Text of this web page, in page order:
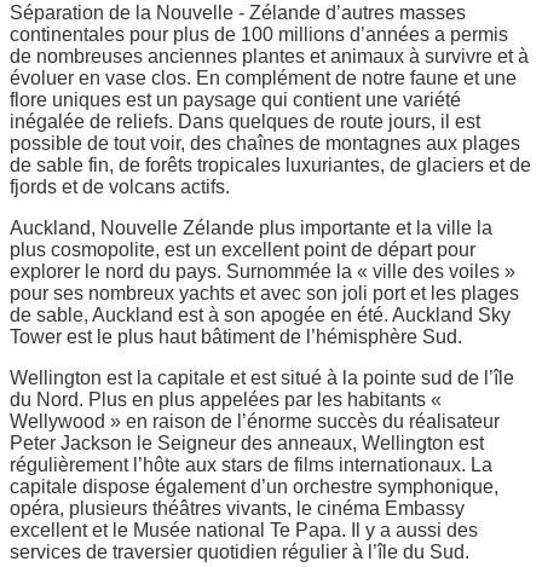
Séparation de la Nouvelle - Zélande d’autres masses
continentales pour plus de 100 millions d’années a permis
de nombreuses anciennes plantes et animaux à survivre et à
évoluer en vase clos. En complément de notre faune et une
flore uniques est un paysage qui contient une variété
inégalée de reliefs. Dans quelques de route jours, il est
possible de tout voir, des chaînes de montagnes aux plages
de sable fin, de forêts tropicales luxuriantes, de glaciers et de
fjords et de volcans actifs.
Auckland, Nouvelle Zélande plus importante et la ville la
plus cosmopolite, est un excellent point de départ pour
explorer le nord du pays. Surnommée la « ville des voiles »
pour ses nombreux yachts et avec son joli port et les plages
de sable, Auckland est à son apogée en été. Auckland Sky
Tower est le plus haut bâtiment de l’hémisphère Sud.
Wellington est la capitale et est situé à la pointe sud de l’île
du Nord. Plus en plus appelées par les habitants «
Wellywood » en raison de l’énorme succès du réalisateur
Peter Jackson le Seigneur des anneaux, Wellington est
régulièrement l’hôte aux stars de films internationaux. La
capitale dispose également d’un orchestre symphonique,
opéra, plusieurs théâtres vivants, le cinéma Embassy
excellent et le Musée national Te Papa. Il y a aussi des
services de traversier quotidien régulier à l’île du Sud.